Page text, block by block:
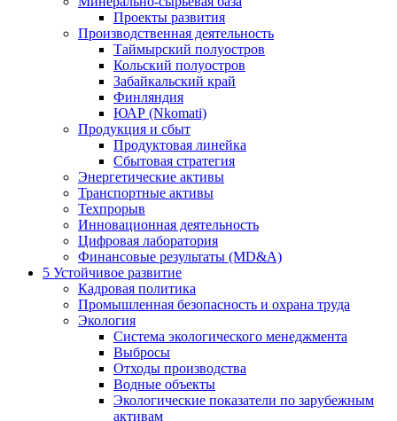
Проекты развития
Производственная деятельность
Таймырский полуостров
Кольский полуостров
Забайкальский край
Финляндия
ЮАР (Nkomati)
Продукция и сбыт
Продуктовая линейка
Сбытовая стратегия
Энергетические активы
Транспортные активы
Техпрорыв
Инновационная деятельность
Цифровая лаборатория
Финансовые результаты (MD&A)
5 Устойчивое развитие
Кадровая политика
Промышленная безопасность и охрана труда
Экология
Система экологического менеджмента
Выбросы
Отходы производства
Водные объекты
Экологические показатели по зарубежным
активам